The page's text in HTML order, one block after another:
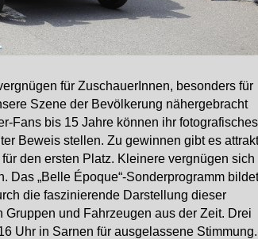
für ZuschauerInnen, besonders für
Szene der Bevölkerung nähergebracht
Fans bis 15 Jahre können ihr fotografisches
Beweis stellen. Zu gewinnen gibt es
den ersten Platz. Kleinere vergnügen sich
Das „Belle Époque“-Sonderprogramm bildet
die faszinierende Darstellung dieser
und Fahrzeugen aus der Zeit. Drei
Uhr in Sarnen für ausgelassene